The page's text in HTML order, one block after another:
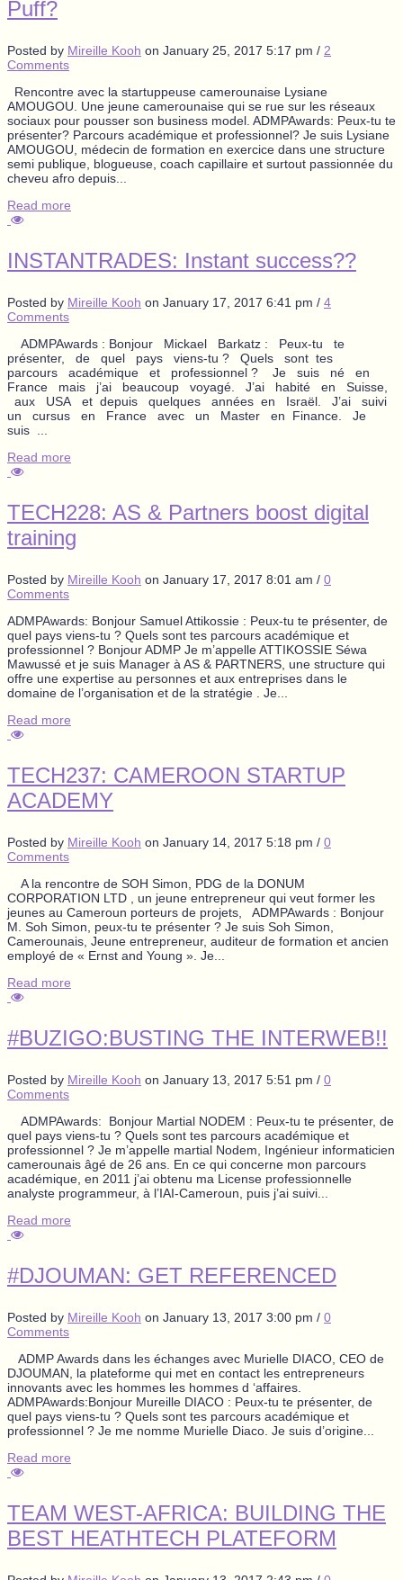
Puff?
Posted by Mireille Kooh on January 25, 2017 5:17 pm / 2
Comments
Rencontre avec la startuppeuse camerounaise Lysiane
AMOUGOU. Une jeune camerounaise qui se rue sur les réseaux
sociaux pour pousser son business model. ADMPAwards: Peux-tu te
présenter? Parcours académique et professionnel? Je suis Lysiane
AMOUGOU, médecin de formation en exercice dans une structure
semi publique, blogueuse, coach capillaire et surtout passionnée du
cheveu afro depuis...
Read more
INSTANTRADES: Instant success??
Posted by Mireille Kooh on January 17, 2017 6:41 pm / 4
Comments
ADMPAwards : Bonjour Mickael Barkatz : Peux-tu te
présenter, de quel pays viens-tu ? Quels sont tes
parcours académique et professionnel ? Je suis né en
France mais j’ai beaucoup voyagé. J’ai habité en Suisse,
aux USA et depuis quelques années en Israël. J’ai suivi
un cursus en France avec un Master en Finance. Je
suis ...
Read more
TECH228: AS & Partners boost digital
training
Posted by Mireille Kooh on January 17, 2017 8:01 am / 0
Comments
ADMPAwards: Bonjour Samuel Attikossie : Peux-tu te présenter, de
quel pays viens-tu ? Quels sont tes parcours académique et
professionnel ? Bonjour ADMP Je m’appelle ATTIKOSSIE Séwa
Mawussé et je suis Manager à AS & PARTNERS, une structure qui
offre une expertise au personnes et aux entreprises dans le
domaine de l’organisation et de la stratégie . Je...
Read more
TECH237: CAMEROON STARTUP
ACADEMY
Posted by Mireille Kooh on January 14, 2017 5:18 pm / 0
Comments
A la rencontre de SOH Simon, PDG de la DONUM
CORPORATION LTD , un jeune entrepreneur qui veut former les
jeunes au Cameroun porteurs de projets, ADMPAwards : Bonjour
M. Soh Simon, peux-tu te présenter ? Je suis Soh Simon,
Camerounais, Jeune entrepreneur, auditeur de formation et ancien
employé de « Ernst and Young ». Je...
Read more
#BUZIGO:BUSTING THE INTERWEB!!
Posted by Mireille Kooh on January 13, 2017 5:51 pm / 0
Comments
ADMPAwards: Bonjour Martial NODEM : Peux-tu te présenter, de
quel pays viens-tu ? Quels sont tes parcours académique et
professionnel ? Je m’appelle martial Nodem, Ingénieur informaticien
camerounais âgé de 26 ans. En ce qui concerne mon parcours
académique, en 2011 j’ai obtenu ma License professionnelle
analyste programmeur, à l’IAI-Cameroun, puis j’ai suivi...
Read more
#DJOUMAN: GET REFERENCED
Posted by Mireille Kooh on January 13, 2017 3:00 pm / 0
Comments
ADMP Awards dans les échanges avec Murielle DIACO, CEO de
DJOUMAN, la plateforme qui met en contact les entrepreneurs
innovants avec les hommes les hommes d ‘affaires.
ADMPAwards:Bonjour Mureille DIACO : Peux-tu te présenter, de
quel pays viens-tu ? Quels sont tes parcours académique et
professionnel ? Je me nomme Murielle Diaco. Je suis d’origine...
Read more
TEAM WEST-AFRICA: BUILDING THE
BEST HEATHTECH PLATEFORM